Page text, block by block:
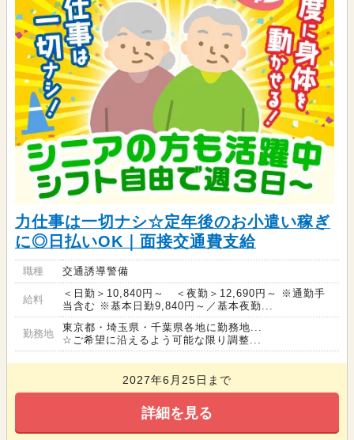
力仕事は一切ナシ☆定年後のお小遣い稼ぎ
に◎日払いOK｜面接交通費支給
職種 交通誘導警備
給料
＜日勤＞10,840円～ ＜夜勤＞12,690円～ ※通勤手
当含む ※基本日勤9,840円～／基本夜勤...
勤務地
東京都・埼玉県・千葉県各地に勤務地...
☆ご希望に沿えるよう可能な限り調整...
2027年6月25日まで
詳細を見る